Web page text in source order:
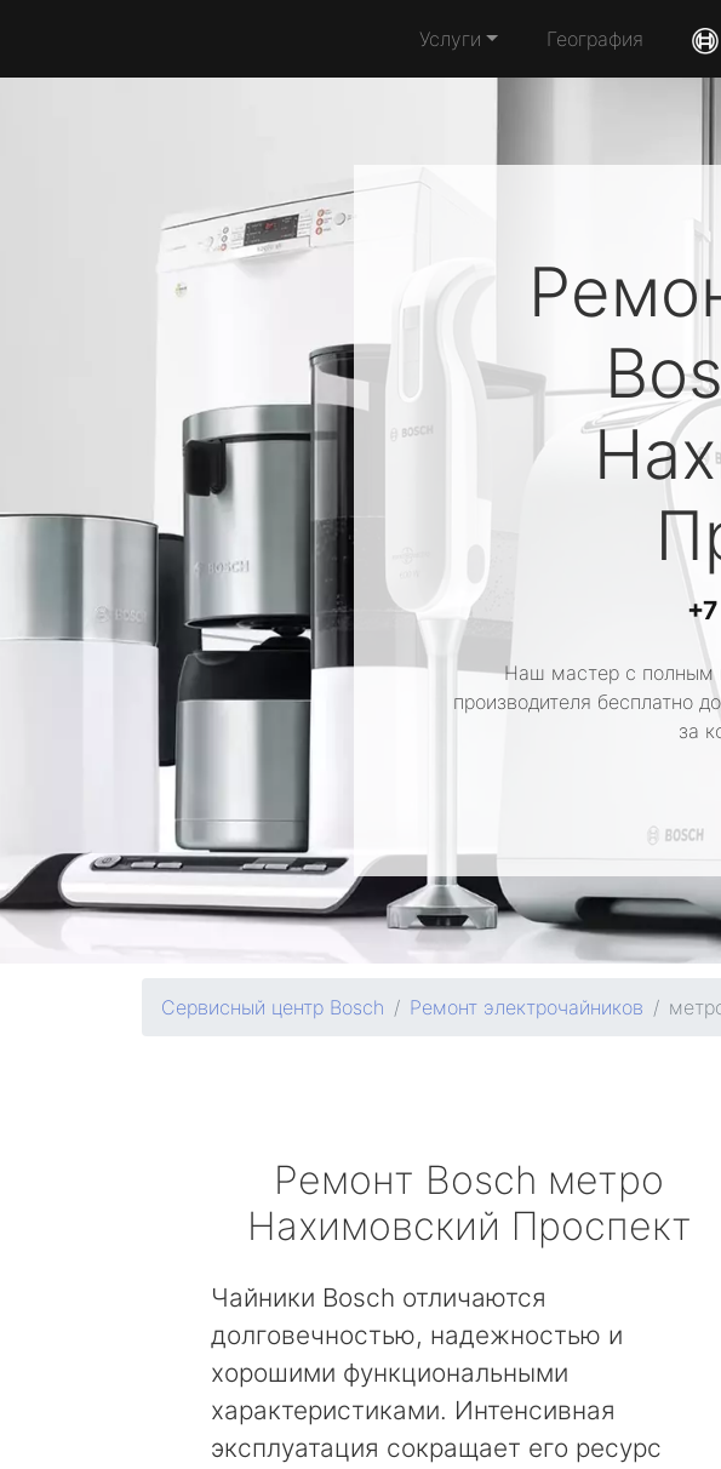
Услуги География
Наш мастер с полным
производителя бесплатно
за
Сервисный центр Bosch Ремонт электрочайников
Ремонт Bosch метро
Нахимовский Проспект
Чайники Bosch отличаются
долговечностью, надежностью и
хорошими функциональными
характеристиками. Интенсивная
эксплуатация сокращает его ресурс